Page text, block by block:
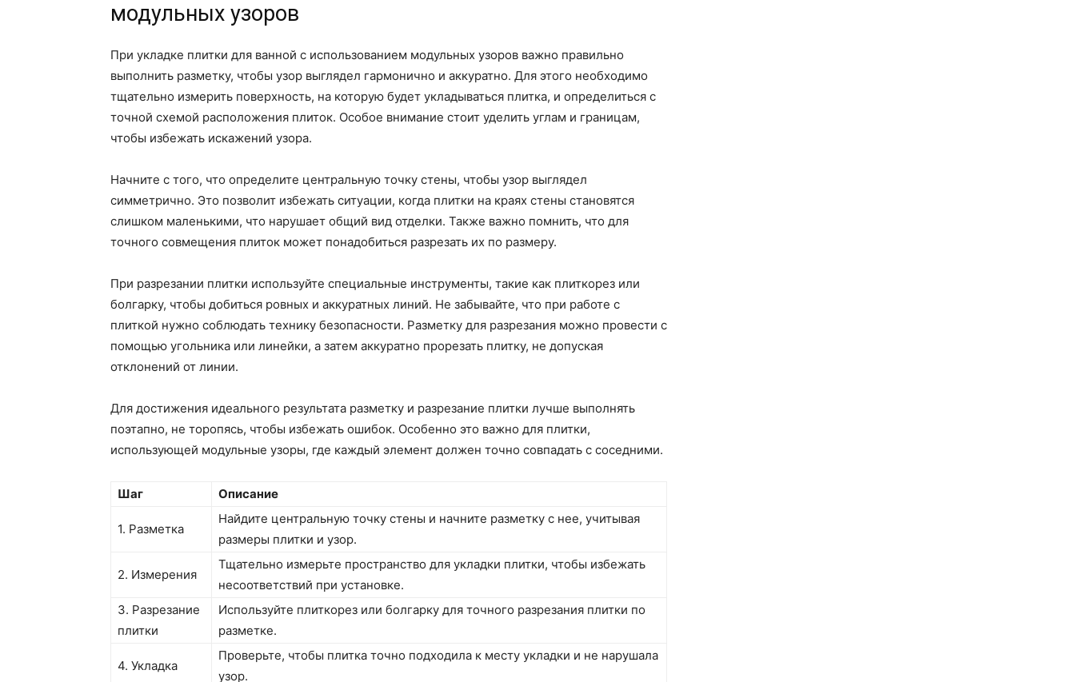
модульных узоров
При укладке плитки для ванной с использованием модульных узоров важно правильно
выполнить разметку, чтобы узор выглядел гармонично и аккуратно. Для этого необходимо
тщательно измерить поверхность, на которую будет укладываться плитка, и определиться с
точной схемой расположения плиток. Особое внимание стоит уделить углам и границам,
чтобы избежать искажений узора.
Начните с того, что определите центральную точку стены, чтобы узор выглядел
симметрично. Это позволит избежать ситуации, когда плитки на краях стены становятся
слишком маленькими, что нарушает общий вид отделки. Также важно помнить, что для
точного совмещения плиток может понадобиться разрезать их по размеру.
При разрезании плитки используйте специальные инструменты, такие как плиткорез или
болгарку, чтобы добиться ровных и аккуратных линий. Не забывайте, что при работе с
плиткой нужно соблюдать технику безопасности. Разметку для разрезания можно провести с
помощью угольника или линейки, а затем аккуратно прорезать плитку, не допуская
отклонений от линии.
Для достижения идеального результата разметку и разрезание плитки лучше выполнять
поэтапно, не торопясь, чтобы избежать ошибок. Особенно это важно для плитки,
использующей модульные узоры, где каждый элемент должен точно совпадать с соседними.
Шаг Описание
1. Разметка
Найдите центральную точку стены и начните разметку с нее, учитывая
размеры плитки и узор.
2. Измерения
Тщательно измерьте пространство для укладки плитки, чтобы избежать
несоответствий при установке.
3. Разрезание
плитки
Используйте плиткорез или болгарку для точного разрезания плитки по
разметке.
4. Укладка
Проверьте, чтобы плитка точно подходила к месту укладки и не нарушала
узор.